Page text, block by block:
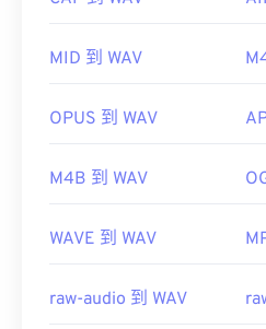
首次發布：1988
https://en.wikipedia.org/
初始發布：1991
實用連結：
https://
MID 到 WAV
OPUS 到 WAV
M4B 到 WAV
WAVE 到 WAV
raw-audio 到 WAV